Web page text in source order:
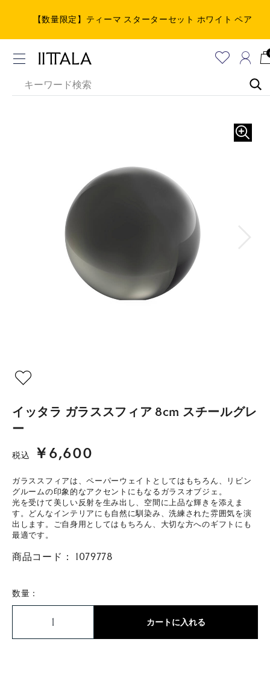
【数量限定】ティーマ スターターセット ホワイト ペア
イッタラ ガラススフィア 8cm スチールグレ
ー
税込 ￥6,600
ガラススフィアは、ペーパーウェイトとしてはもちろん、リビン
グルームの印象的なアクセントにもなるガラスオブジェ。
光を受けて美しい反射を生み出し、空間に上品な輝きを添えま
す。どんなインテリアにも自然に馴染み、洗練された雰囲気を演
出します。ご自身用としてはもちろん、大切な方へのギフトにも
最適です。
商品コード： 1079778
数量：
カートに入れる